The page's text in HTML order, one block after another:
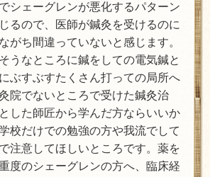
シェーグレンが悪化するパターン
るので、医師が鍼灸を受けるのに
がち間違っていないと感じます。
うなところに鍼をしての電気鍼と
ぶすぶすたくさん打っての局所へ
院でないところで受けた鍼灸治
した師匠から学んだ方ならいいか
校だけでの勉強の方や我流でして
注意してほしいところです。薬を
度のシェーグレンの方へ、臨床経